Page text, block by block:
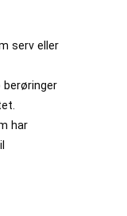
serv eller
berøringer
har